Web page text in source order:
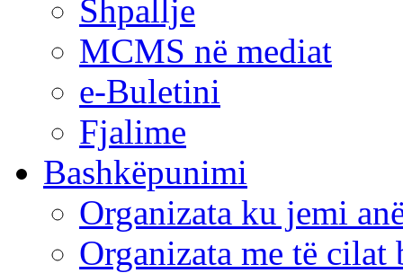
Shpallje
MCMS në mediat
e-Buletini
Fjalime
Bashkëpunimi
Organizata ku jemi
Organizata me të cilat